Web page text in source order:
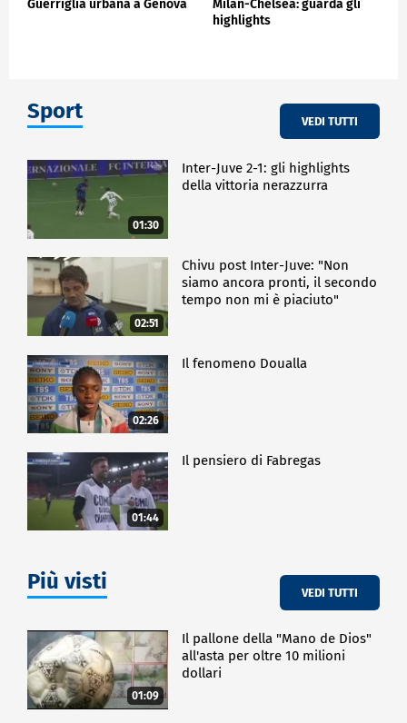
Guerriglia urbana a Genova
Milan-Chelsea: guarda gli
highlights
Sport VEDI TUTTI
01:30
Inter-Juve 2-1: gli highlights
della vittoria nerazzurra
02:51
Chivu post Inter-Juve: "Non
siamo ancora pronti, il secondo
tempo non mi è piaciuto"
02:26
Il fenomeno Doualla
01:44
Il pensiero di Fabregas
Più visti VEDI TUTTI
01:09
Il pallone della "Mano de Dios"
all'asta per oltre 10 milioni
dollari